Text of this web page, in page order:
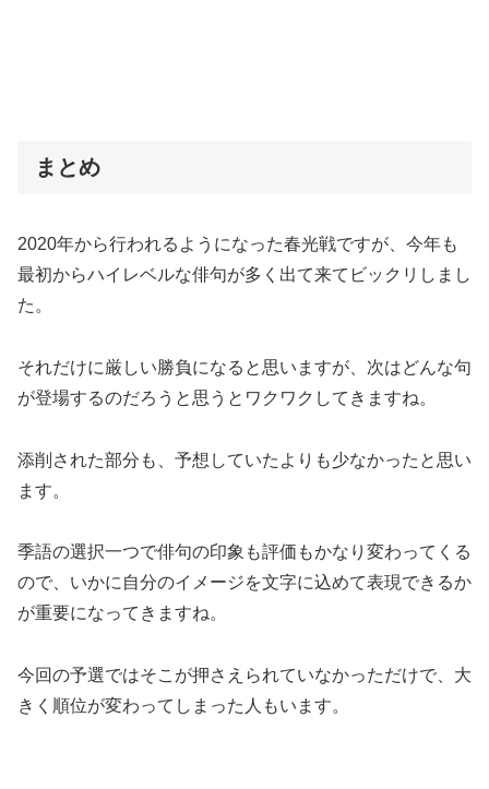
まとめ
2020年から行われるようになった春光戦ですが、今年も
最初からハイレベルな俳句が多く出て来てビックリしまし
た。
それだけに厳しい勝負になると思いますが、次はどんな句
が登場するのだろうと思うとワクワクしてきますね。
添削された部分も、予想していたよりも少なかったと思い
ます。
季語の選択一つで俳句の印象も評価もかなり変わってくる
ので、いかに自分のイメージを文字に込めて表現できるか
が重要になってきますね。
今回の予選ではそこが押さえられていなかっただけで、大
きく順位が変わってしまった人もいます。